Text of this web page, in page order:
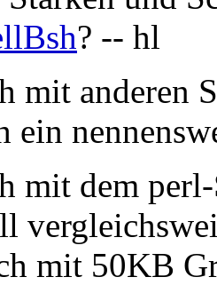
? -- hl
mit anderen
ein
mit dem
mit 50KB